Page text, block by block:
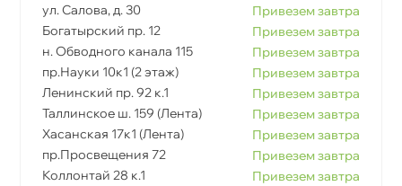
ул. Салова, д. 30
Привезем завтра
Богатырский пр. 12
Привезем завтра
н. Обводного канала 115
Привезем завтра
пр.Науки 10к1 (2 этаж)
Привезем завтра
Ленинский пр. 92 к.1
Привезем завтра
Таллинское ш. 159 (Лента)
Привезем завтра
Хасанская 17к1 (Лента)
Привезем завтра
пр.Просвещения 72
Привезем завтра
Коллонтай 28 к.1
Привезем завтра